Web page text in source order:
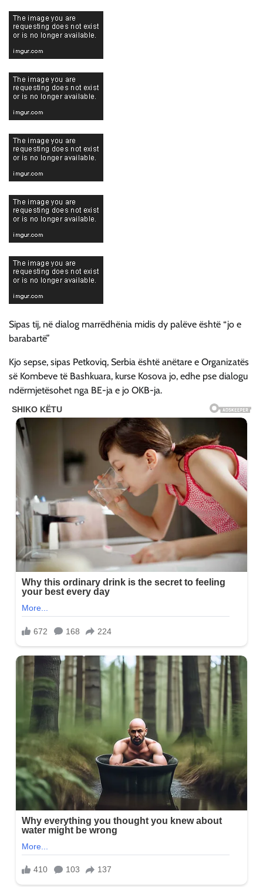
Sipas tij, në dialog marrëdhënia midis dy palëve është “jo e
barabartë”
Kjo sepse, sipas Petkoviq, Serbia është anëtare e Organizatës
së Kombeve të Bashkuara, kurse Kosova jo, edhe pse dialogu
ndërmjetësohet nga BE-ja e jo OKB-ja.